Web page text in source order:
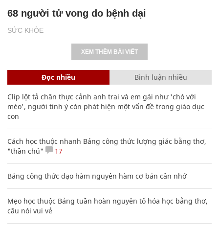
SỨC KHỎE
68 người tử vong do bệnh dại
XEM THÊM BÀI VIẾT
Đọc nhiều Bình luận nhiều
Clip lột tả chân thực cảnh anh trai và em gái như 'chó với
mèo', người tinh ý còn phát hiện một vấn đề trong giáo dục
con
Cách học thuộc nhanh Bảng công thức lượng giác bằng thơ,
"thần chú"
17
Bảng công thức đạo hàm nguyên hàm cơ bản cần nhớ
Mẹo học thuộc Bảng tuần hoàn nguyên tố hóa học bằng thơ,
câu nói vui vẻ